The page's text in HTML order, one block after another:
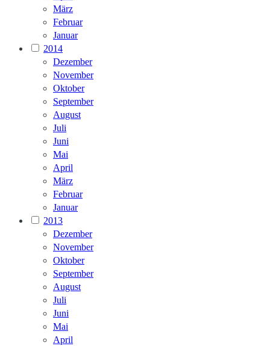
März
Februar
Januar
2014
Dezember
November
Oktober
September
August
Juli
Juni
Mai
April
März
Februar
Januar
2013
Dezember
November
Oktober
September
August
Juli
Juni
Mai
April